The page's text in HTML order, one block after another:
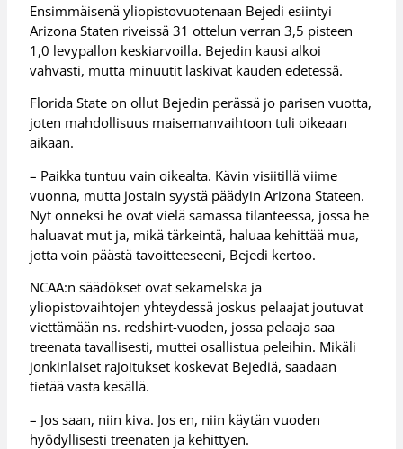
Ensimmäisenä yliopistovuotenaan Bejedi esiintyi
Arizona Staten riveissä 31 ottelun verran 3,5 pisteen
1,0 levypallon keskiarvoilla. Bejedin kausi alkoi
vahvasti, mutta minuutit laskivat kauden edetessä.
Florida State on ollut Bejedin perässä jo parisen vuotta,
joten mahdollisuus maisemanvaihtoon tuli oikeaan
aikaan.
– Paikka tuntuu vain oikealta. Kävin visiitillä viime
vuonna, mutta jostain syystä päädyin Arizona Stateen.
Nyt onneksi he ovat vielä samassa tilanteessa, jossa he
haluavat mut ja, mikä tärkeintä, haluaa kehittää mua,
jotta voin päästä tavoitteeseeni, Bejedi kertoo.
NCAA:n säädökset ovat sekamelska ja
yliopistovaihtojen yhteydessä joskus pelaajat joutuvat
viettämään ns. redshirt-vuoden, jossa pelaaja saa
treenata tavallisesti, muttei osallistua peleihin. Mikäli
jonkinlaiset rajoitukset koskevat Bejediä, saadaan
tietää vasta kesällä.
– Jos saan, niin kiva. Jos en, niin käytän vuoden
hyödyllisesti treenaten ja kehittyen.